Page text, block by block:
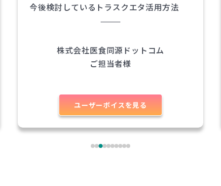
法チェック体制とは？
株式会社ライブラリーガーデン
ご担当者様
ユーザーボイスを見る